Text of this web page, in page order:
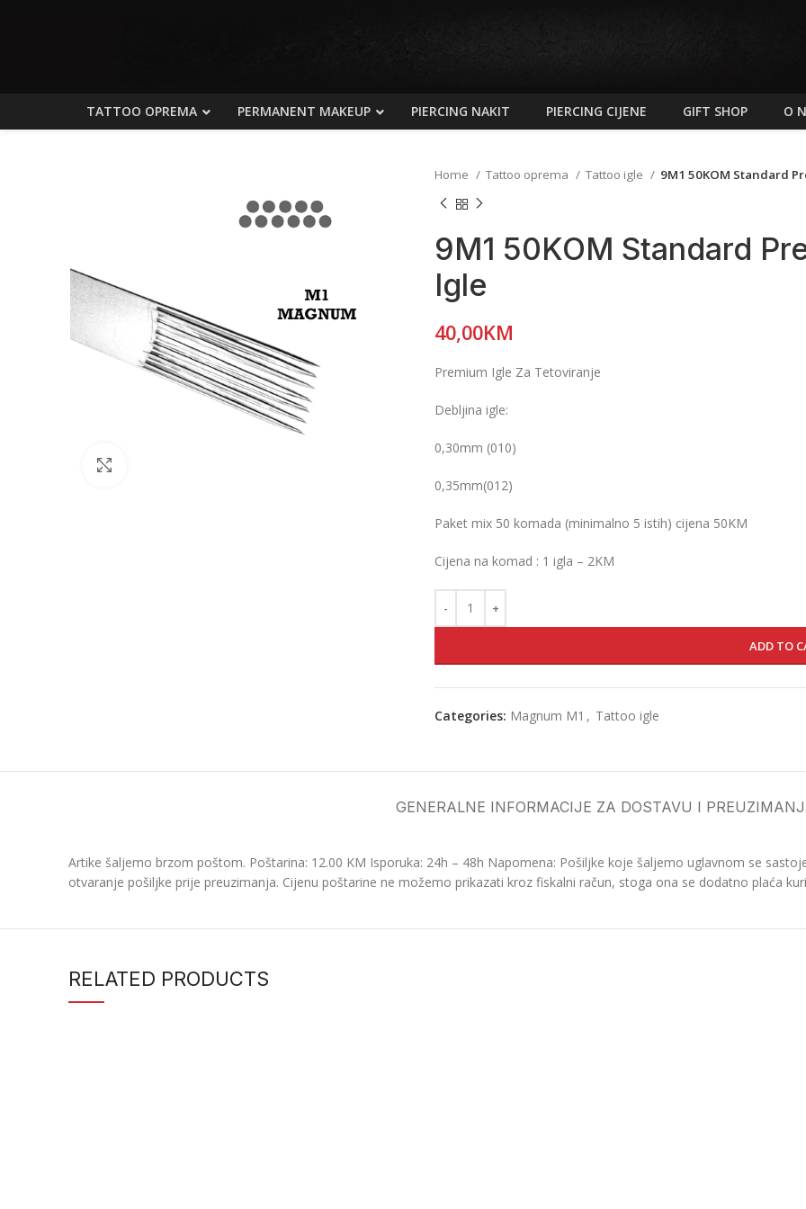
TATTOO OPREMA PERMANENT MAKEUP PIERCING NAKIT PIERCING CIJENE GIFT SHOP O
Home Tattoo oprema Tattoo igle 9M1 50KOM Standard
9M1 50KOM Standard
Igle
40,00KM
Premium Igle Za Tetoviranje
Debljina igle:
0,30mm (010)
0,35mm(012)
Paket mix 50 komada (minimalno 5 istih) cijena 50KM
Cijena na komad : 1 igla – 2KM
ADD TO
Categories: Magnum M1 , Tattoo igle
GENERALNE INFORMACIJE ZA DOSTAVU I
Artike šaljemo brzom poštom. Poštarina: 12.00 KM Isporuka: 24h – 48h Napomena: Pošiljke koje šaljemo uglavnom se
otvaranje pošiljke prije preuzimanja. Cijenu poštarine ne možemo prikazati kroz fiskalni račun, stoga ona se dodatno plaća
RELATED PRODUCTS